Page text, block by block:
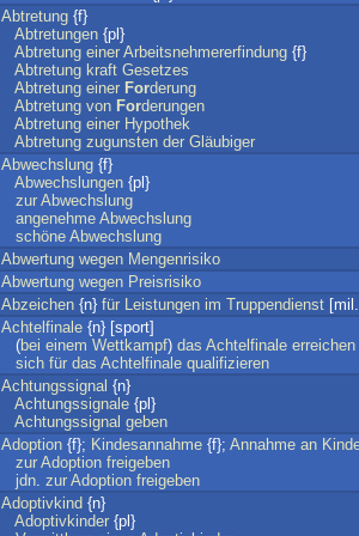
Abtretung {f}
Abtretungen {pl}
Abtretung einer Arbeitsnehmererfindung {f}
Abtretung kraft Gesetzes
Abtretung einer Forderung
Abtretung von Forderungen
Abtretung einer Hypothek
Abtretung zugunsten der Gläubiger
Abwechslung {f}
Abwechslungen {pl}
zur Abwechslung
angenehme Abwechslung
schöne Abwechslung
Abwertung wegen Mengenrisiko
Abwertung wegen Preisrisiko
Abzeichen {n} für Leistungen im Truppendienst
Achtelfinale {n} [sport]
(bei einem Wettkampf) das Achtelfinale erreichen
sich für das Achtelfinale qualifizieren
Achtungssignal {n}
Achtungssignale {pl}
Achtungssignal geben
Adoption {f}; Kindesannahme {f}; Annahme an
zur Adoption freigeben
jdn. zur Adoption freigeben
Adoptivkind {n}
Adoptivkinder {pl}